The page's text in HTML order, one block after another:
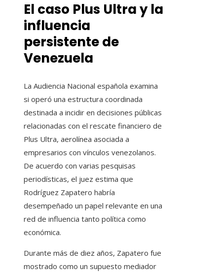
El caso Plus Ultra y la
influencia
persistente de
Venezuela
La Audiencia Nacional española examina
si operó una estructura coordinada
destinada a incidir en decisiones públicas
relacionadas con el rescate financiero de
Plus Ultra, aerolínea asociada a
empresarios con vínculos venezolanos.
De acuerdo con varias pesquisas
periodísticas, el juez estima que
Rodríguez Zapatero habría
desempeñado un papel relevante en una
red de influencia tanto política como
económica.
Durante más de diez años, Zapatero fue
mostrado como un supuesto mediador